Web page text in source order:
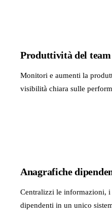
Produttività del team
Monitori e aumenti la
visibilità chiara sulle
Anagrafiche
Centralizzi le informazioni,
dipendenti in un unico